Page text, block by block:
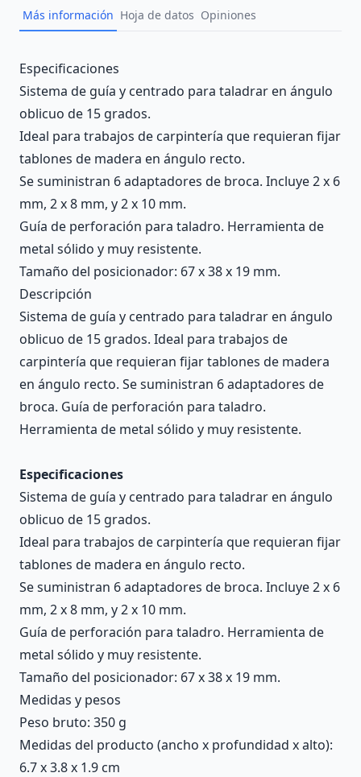
Más información Hoja de datos Opiniones
Description
Especificaciones
Sistema de guía y centrado para taladrar en ángulo
oblicuo de 15 grados.
Ideal para trabajos de carpintería que requieran fijar
tablones de madera en ángulo recto.
Se suministran 6 adaptadores de broca. Incluye 2 x 6
mm, 2 x 8 mm, y 2 x 10 mm.
Guía de perforación para taladro. Herramienta de
metal sólido y muy resistente.
Tamaño del posicionador: 67 x 38 x 19 mm.
Descripción
Sistema de guía y centrado para taladrar en ángulo
oblicuo de 15 grados. Ideal para trabajos de
carpintería que requieran fijar tablones de madera
en ángulo recto. Se suministran 6 adaptadores de
broca. Guía de perforación para taladro.
Herramienta de metal sólido y muy resistente.
Especificaciones
Sistema de guía y centrado para taladrar en ángulo
oblicuo de 15 grados.
Ideal para trabajos de carpintería que requieran fijar
tablones de madera en ángulo recto.
Se suministran 6 adaptadores de broca. Incluye 2 x 6
mm, 2 x 8 mm, y 2 x 10 mm.
Guía de perforación para taladro. Herramienta de
metal sólido y muy resistente.
Tamaño del posicionador: 67 x 38 x 19 mm.
Medidas y pesos
Peso bruto: 350 g
Medidas del producto (ancho x profundidad x alto):
6.7 x 3.8 x 1.9 cm